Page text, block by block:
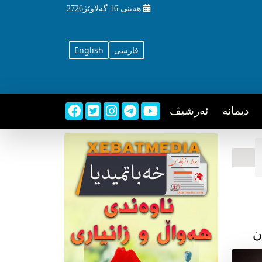
هه‌ینی 16 گه‌لاوێژ2726
English فارسی
دیمانه ئه‌رشیڤ